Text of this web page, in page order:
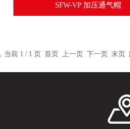
SFW-VP 加压通气帽
当前 1 / 1 页 首页 上一页 下一页 末页